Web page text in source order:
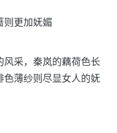
则更加妩媚
风采，秦岚的藕荷色长
色薄纱则尽显女人的妩